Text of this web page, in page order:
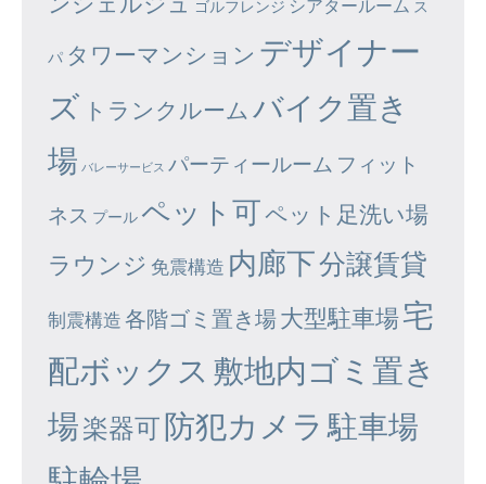
ゴルフレンジ シアタールーム ス
パ タワーマンション デザイナー
ズ トランクルーム バイク置き
場 バレーサービス パーティールーム フィット
ネス プール ペット可ペット足洗い場
ラウンジ 免震構造 内廊下分譲賃貸
制震構造 各階ゴミ置き場大型駐車場宅
配ボックス 敷地内ゴミ置き
場楽器可防犯カメラ 駐車場